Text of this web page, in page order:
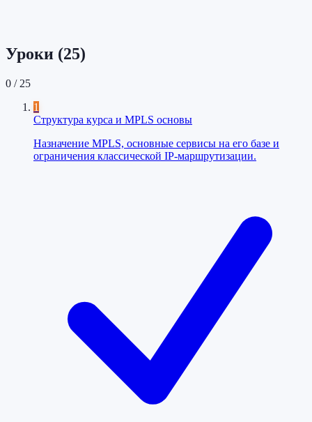
Уроки (25)
0 / 25
1
Структура курса и MPLS основы
Назначение MPLS, основные сервисы на его базе и
ограничения классической IP-маршрутизации.